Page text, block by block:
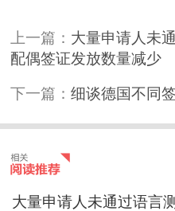
上一篇： 大量申请人未
配偶签证发放数量减少
下一篇：细谈德国不同